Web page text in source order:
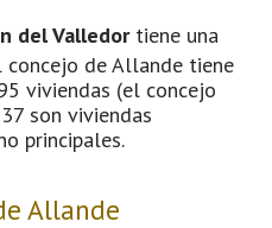
del Valledortiene una
concejo de Allande tiene
viviendas (el concejo
son viviendas
principales.
Allande